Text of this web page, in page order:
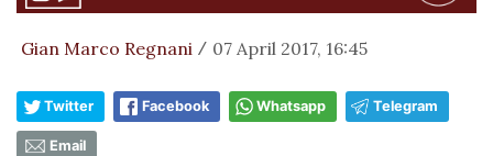
Gian Marco Regnani / 07 April 2017, 16:45
Twitter Facebook Whatsapp Telegram
Email